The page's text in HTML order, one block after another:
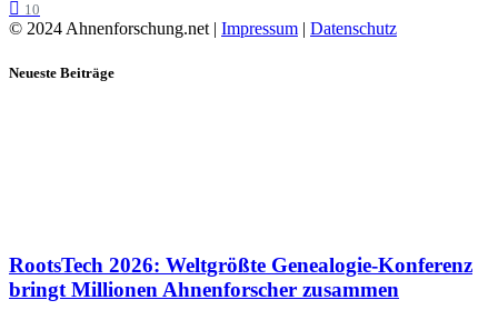
10
© 2024 Ahnenforschung.net | Impressum | Datenschutz
Neueste Beiträge
RootsTech 2026: Weltgrößte Genealogie-Konferenz
bringt Millionen Ahnenforscher zusammen